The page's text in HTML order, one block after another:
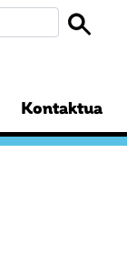
Kontaktua